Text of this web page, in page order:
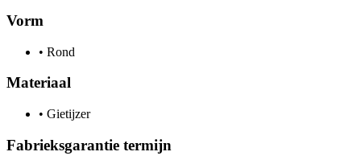
Vorm
• Rond
Materiaal
• Gietijzer
Fabrieksgarantie termijn